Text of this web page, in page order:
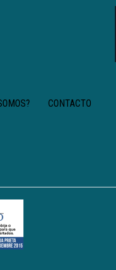
CONTACTO